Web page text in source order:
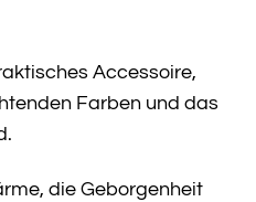
Accessoire,
Farben und das
die Geborgenheit